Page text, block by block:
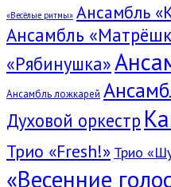
«Весёлые ритмы» Ансамбль
Ансамбль
«Рябинушка»
Ансамбль ложкарей
Духовой оркестр
Трио «Fresh!» Трио
«Весенние